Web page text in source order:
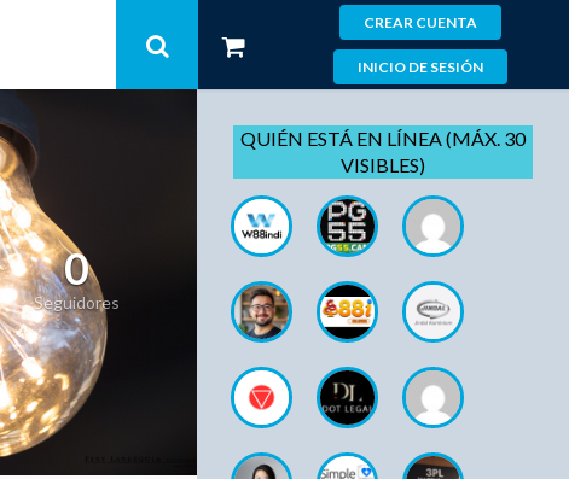
CREAR CUENTA
INICIO DE SESIÓN
0
Seguidores
QUIÉN ESTÁ EN LÍNEA (MÁX. 30
VISIBLES)